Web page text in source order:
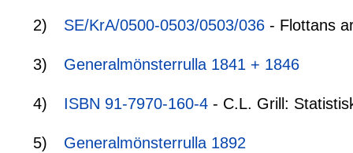
2) SE/KrA/0500-0503/0503/036 - Flottans
3) Generalmönsterrulla 1841 + 1846
4) ISBN 91-7970-160-4 - C.L. Grill:
5) Generalmönsterrulla 1892